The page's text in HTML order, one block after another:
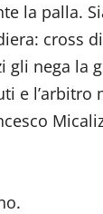
la palla.
cross
gli nega la
e